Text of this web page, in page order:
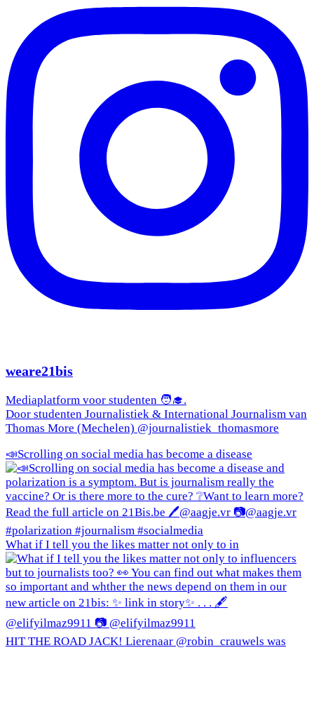
weare21bis
Mediaplatform voor studenten 🧑‍🎓.
Door studenten Journalistiek & International Journalism van
Thomas More (Mechelen) @journalistiek_thomasmore
📣Scrolling on social media has become a disease
What if I tell you the likes matter not only to in
HIT THE ROAD JACK! Lierenaar @robin_crauwels was